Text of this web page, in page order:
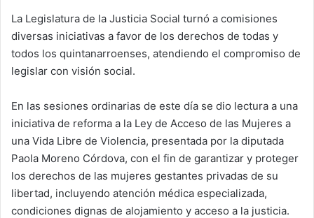
La Legislatura de la Justicia Social turnó a comisiones
diversas iniciativas a favor de los derechos de todas y
todos los quintanarroenses, atendiendo el compromiso de
legislar con visión social.
En las sesiones ordinarias de este día se dio lectura a una
iniciativa de reforma a la Ley de Acceso de las Mujeres a
una Vida Libre de Violencia, presentada por la diputada
Paola Moreno Córdova, con el fin de garantizar y proteger
los derechos de las mujeres gestantes privadas de su
libertad, incluyendo atención médica especializada,
condiciones dignas de alojamiento y acceso a la justicia.